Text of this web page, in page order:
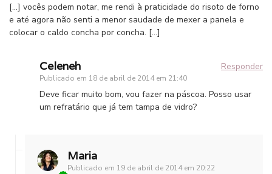
[…] vocês podem notar, me rendi à praticidade do risoto de forno
e até agora não senti a menor saudade de mexer a panela e
colocar o caldo concha por concha. […]
Celeneh
Publicado em 18 de abril de 2014 em 21:40
Responder
Deve ficar muito bom, vou fazer na páscoa. Posso usar
um refratário que já tem tampa de vidro?
Maria
Publicado em 19 de abril de 2014 em 20:22